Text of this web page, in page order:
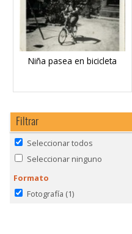
Niña pasea en bicicleta
Filtrar
Seleccionar todos
Seleccionar ninguno
Formato
Fotografía (1)